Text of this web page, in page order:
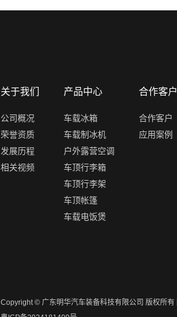
关于我们
公司概况
荣誉资质
发展历程
相关视频
产品中心
车载冰箱
车载制冰机
户外露营空调
车顶行李箱
车顶行李架
车顶帐篷
车载电饭煲
合作客户
合作客户
应用案例
Copyright © 广东明华汽车装备科技有限公司 版权所有